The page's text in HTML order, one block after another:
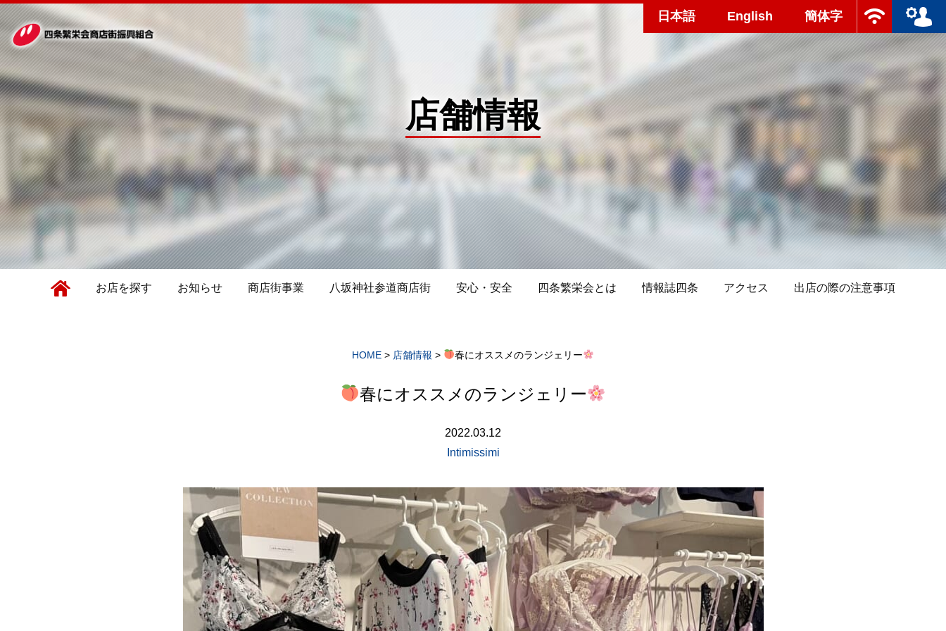
日本語 English 簡体字
店舗情報
お店を探す お知らせ 商店街事業 八坂神社参道商店街 安心・安全 四条繁栄会とは 情報誌四条 アクセス 出店の際の注意事項
HOME > 店舗情報 > 春にオススメのランジェリー
春にオススメのランジェリー
2022.03.12
Intimissimi